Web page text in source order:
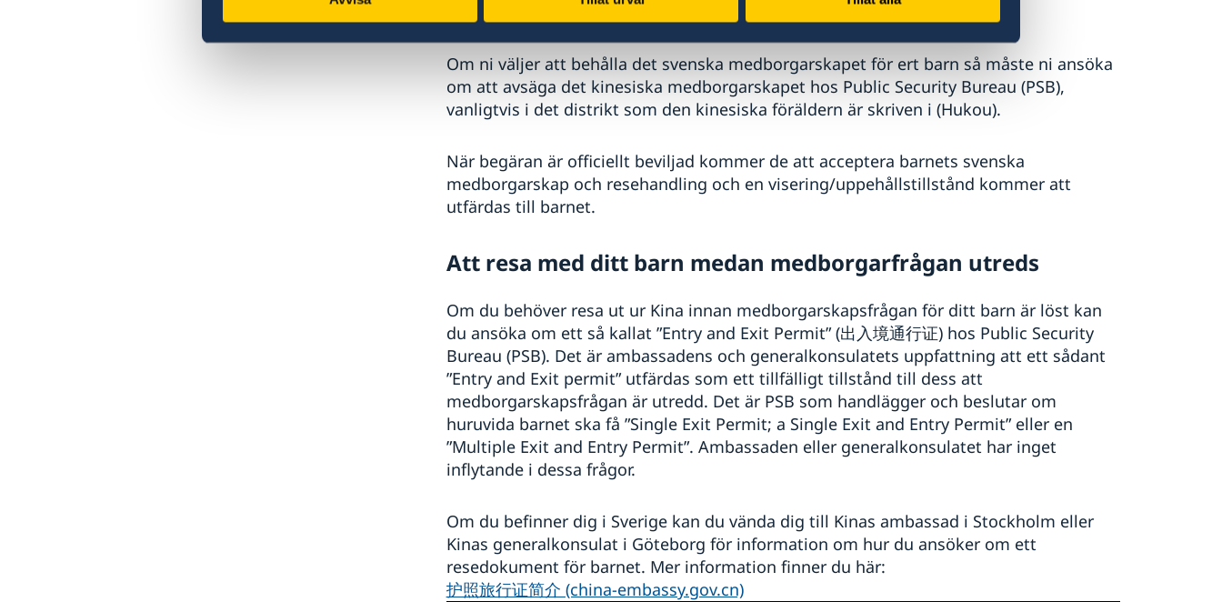
Om du vill att ditt barn ska bli svensk medborgare
Om ni väljer att behålla det svenska medborgarskapet för ert barn så måste ni ansöka
om att avsäga det kinesiska medborgarskapet hos Public Security Bureau (PSB),
vanligtvis i det distrikt som den kinesiska föräldern är skriven i (Hukou).
När begäran är officiellt beviljad kommer de att acceptera barnets svenska
medborgarskap och resehandling och en visering/uppehållstillstånd kommer att
utfärdas till barnet.
Att resa med ditt barn medan medborgarfrågan utreds
Om du behöver resa ut ur Kina innan medborgarskapsfrågan för ditt barn är löst kan
du ansöka om ett så kallat ”Entry and Exit Permit” (出入境通行证) hos Public Security
Bureau (PSB). Det är ambassadens och generalkonsulatets uppfattning att ett sådant
”Entry and Exit permit” utfärdas som ett tillfälligt tillstånd till dess att
medborgarskapsfrågan är utredd. Det är PSB som handlägger och beslutar om
huruvida barnet ska få ”Single Exit Permit; a Single Exit and Entry Permit” eller en
”Multiple Exit and Entry Permit”. Ambassaden eller generalkonsulatet har inget
inflytande i dessa frågor.
Om du befinner dig i Sverige kan du vända dig till Kinas ambassad i Stockholm eller
Kinas generalkonsulat i Göteborg för information om hur du ansöker om ett
resedokument för barnet. Mer information finner du här:
护照旅行证简介 (china-embassy.gov.cn)